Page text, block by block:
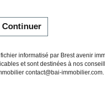
Continuer
informatisé par Brest avenir
et sont destinées à nos
contact@bai-